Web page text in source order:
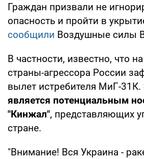
Граждан призвали не
опасность и пройти в
сообщили Воздушные силы
В частности, известно, что
страны-агрессора России
вылет истребителя МиГ-31К.
является потенциальным
"Кинжал", представляющих
стране.
"Внимание! Вся Украина -